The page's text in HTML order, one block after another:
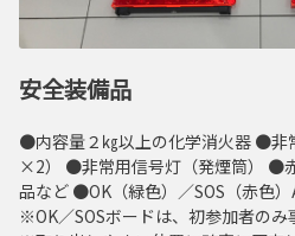
安全装備品
●内容量２㎏以上の化学消火器 ●非
×2） ●非常用信号灯（発煙筒） ●
品など ●OK（緑色）／SOS（赤色）
※OK／SOSボードは、初参加者のみ